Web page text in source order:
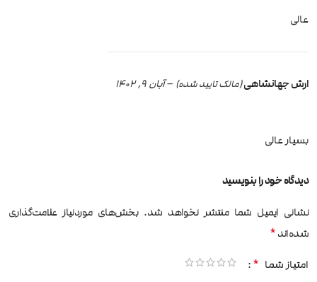
عالی
ارش جهانشاهی(مالک تایید شده) –آبان 9, 1402
بسیار عالی
دیدگاه خود را بنویسید
نشانی ایمیل شما منتشر نخواهد شد. بخش‌های موردنیاز علامت‌گذاری
شده‌اند*
امتیاز شما *